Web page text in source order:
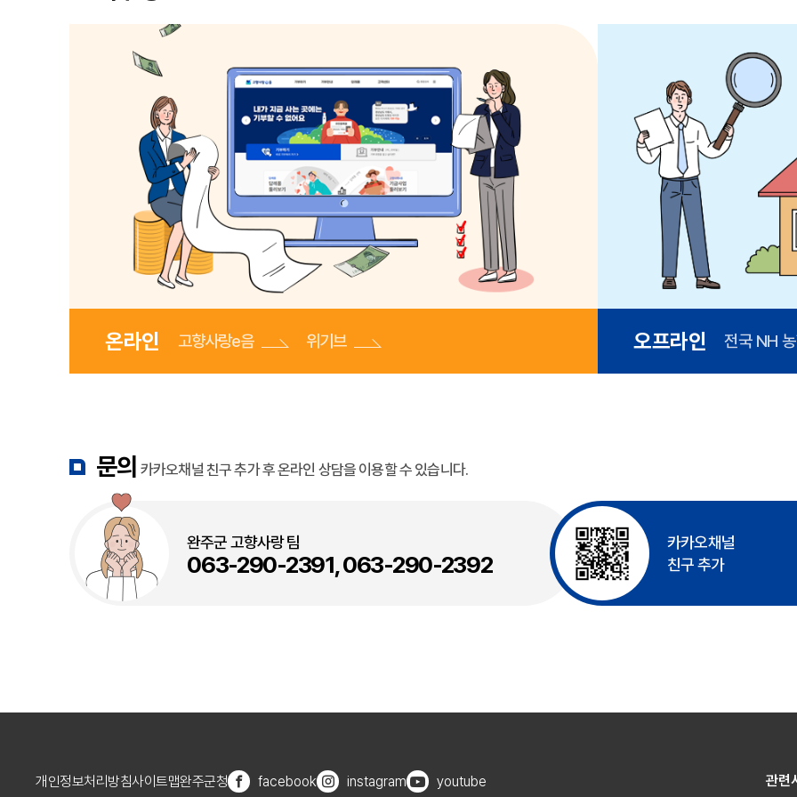
온라인 고향사랑e음 위기브 오프라인 전국 NH
문의카카오채널 친구 추가 후 온라인 상담을 이용할 수 있습니다.
완주군 고향사랑 팀
063-290-2391,063-290-2392
카카오채널
친구 추가
개인정보처리방침사이트맵완주군청 facebook instagram youtube 관련